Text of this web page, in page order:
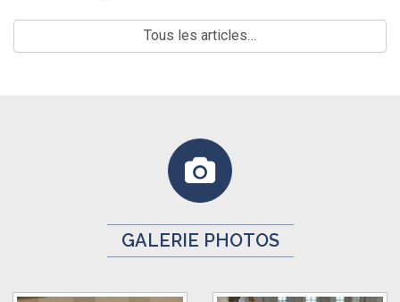
Tous les articles…
GALERIE PHOTOS